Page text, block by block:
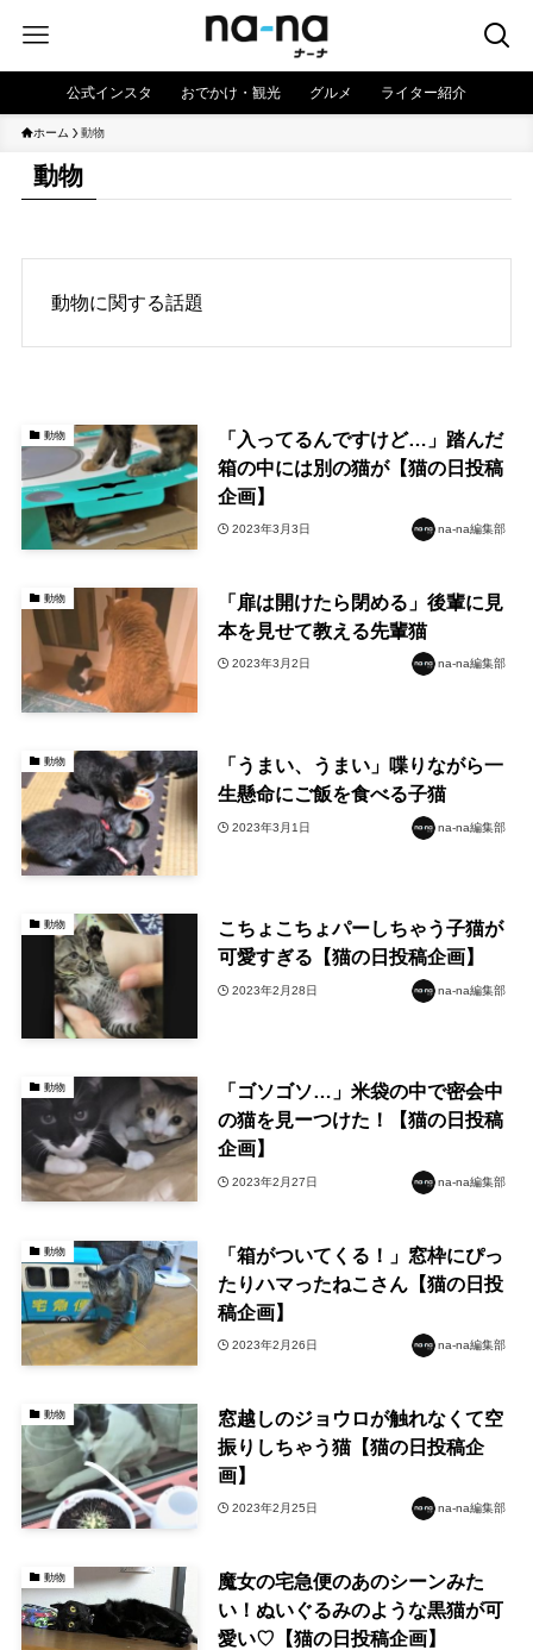
公式インスタ おでかけ・観光 グルメ ライター紹介
ホーム 動物
動物
動物に関する話題
動物
「入ってるんですけど…」踏んだ
箱の中には別の猫が【猫の日投稿
企画】
2023年3月3日 na-na編集部
動物
「扉は開けたら閉める」後輩に見
本を見せて教える先輩猫
2023年3月2日 na-na編集部
動物
「うまい、うまい」喋りながら一
生懸命にご飯を食べる子猫
2023年3月1日 na-na編集部
動物
こちょこちょパーしちゃう子猫が
可愛すぎる【猫の日投稿企画】
2023年2月28日 na-na編集部
動物
「ゴソゴソ…」米袋の中で密会中
の猫を見ーつけた！【猫の日投稿
企画】
2023年2月27日 na-na編集部
動物
「箱がついてくる！」窓枠にぴっ
たりハマったねこさん【猫の日投
稿企画】
2023年2月26日 na-na編集部
動物
窓越しのジョウロが触れなくて空
振りしちゃう猫【猫の日投稿企
画】
2023年2月25日 na-na編集部
動物
魔女の宅急便のあのシーンみた
い！ぬいぐるみのような黒猫が可
愛い♡【猫の日投稿企画】